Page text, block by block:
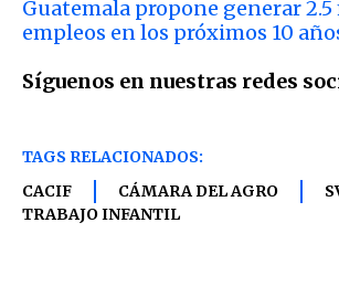
Guatemala propone generar
empleos en los próximos 10
Síguenos en nuestras redes
TAGS RELACIONADOS:
CACIF
CÁMARA DEL AGRO
TRABAJO INFANTIL